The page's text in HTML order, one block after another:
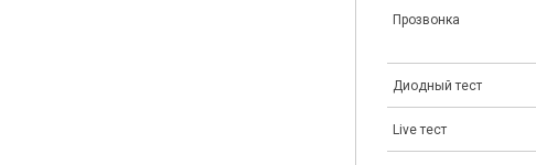
Прозвонка
Диодный тест
Live тест